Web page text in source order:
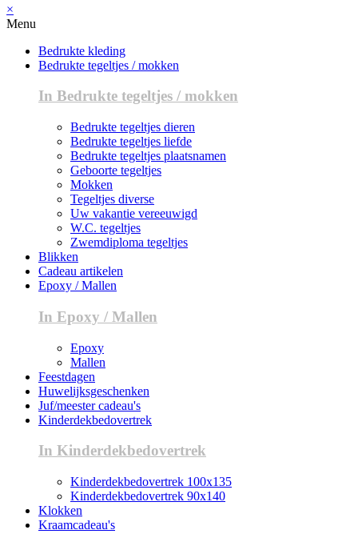
×
Menu
Bedrukte kleding
Bedrukte tegeltjes / mokken
In Bedrukte tegeltjes / mokken
Bedrukte tegeltjes dieren
Bedrukte tegeltjes liefde
Bedrukte tegeltjes plaatsnamen
Geboorte tegeltjes
Mokken
Tegeltjes diverse
Uw vakantie vereeuwigd
W.C. tegeltjes
Zwemdiploma tegeltjes
Blikken
Cadeau artikelen
Epoxy / Mallen
In Epoxy / Mallen
Epoxy
Mallen
Feestdagen
Huwelijksgeschenken
Juf/meester cadeau's
Kinderdekbedovertrek
In Kinderdekbedovertrek
Kinderdekbedovertrek 100x135
Kinderdekbedovertrek 90x140
Klokken
Kraamcadeau's